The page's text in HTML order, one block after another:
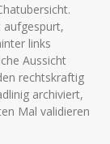
aufgespurt,
links
Aussicht
rechtskraftig
archiviert,
Mal validieren